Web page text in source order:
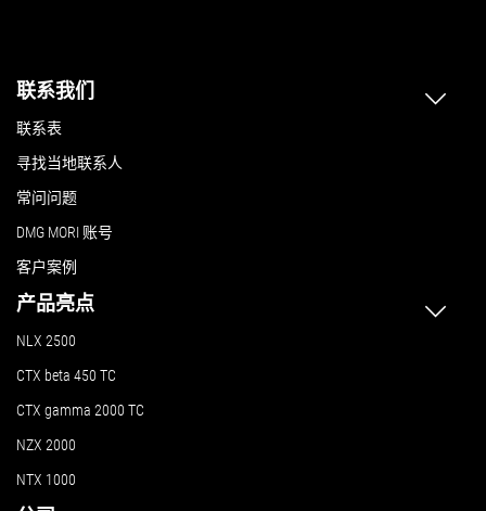
联系我们
联系表
寻找当地联系人
常问问题
DMG MORI 账号
客户案例
产品亮点
NLX 2500
CTX beta 450 TC
CTX gamma 2000 TC
NZX 2000
NTX 1000